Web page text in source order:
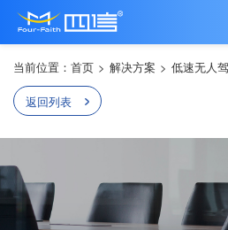
当前位置： 首页 > 解决方案 > 低速无人
返回列表